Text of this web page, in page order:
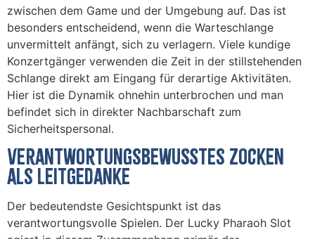
zwischen dem Game und der Umgebung auf. Das ist
besonders entscheidend, wenn die Warteschlange
unvermittelt anfängt, sich zu verlagern. Viele kundige
Konzertgänger verwenden die Zeit in der stillstehenden
Schlange direkt am Eingang für derartige Aktivitäten.
Hier ist die Dynamik ohnehin unterbrochen und man
befindet sich in direkter Nachbarschaft zum
Sicherheitspersonal.
Verantwortungsbewusstes Zocken
als Leitgedanke
Der bedeutendste Gesichtspunkt ist das
verantwortungsvolle Spielen. Der Lucky Pharaoh Slot